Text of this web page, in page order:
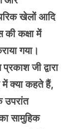
खेलों आदि
की कक्षा में
गया।
जी द्वारा
में क्या कहते हैं,
उपरांत
सामुहिक